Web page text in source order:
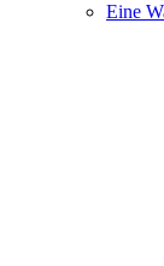
Eine